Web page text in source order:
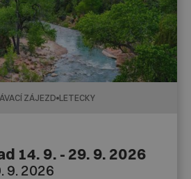
ZÁJEZD LETECKY
14. 9. - 29. 9. 2026
9. 2026